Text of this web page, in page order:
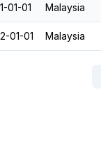
01-01 Malaysia
01-01 Malaysia